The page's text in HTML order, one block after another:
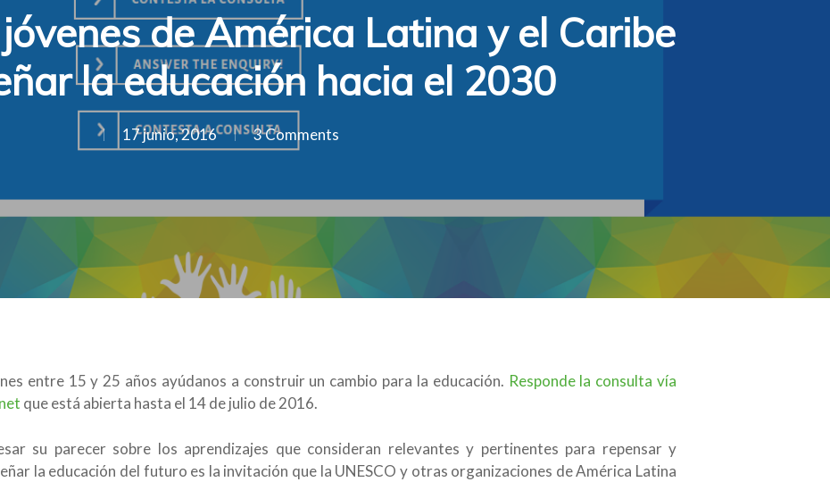
de América Latina y el Caribe
la educación hacia el 2030
17 junio, 2016 3 Comments
entre 15 y 25 años ayúdanos a construir un cambio para la educación. Responde la consulta vía
que está abierta hasta el 14 de julio de 2016.
su parecer sobre los aprendizajes que consideran relevantes y pertinentes para repensar y
la educación del futuro es la invitación que la UNESCO y otras organizaciones de América Latina